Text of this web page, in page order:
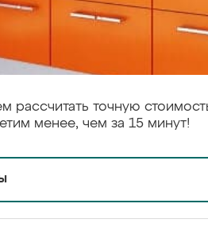
рассчитать точную
менее, чем за 15 минут!